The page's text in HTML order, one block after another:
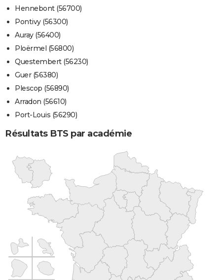
Hennebont (56700)
Pontivy (56300)
Auray (56400)
Ploërmel (56800)
Questembert (56230)
Guer (56380)
Plescop (56890)
Arradon (56610)
Port-Louis (56290)
Résultats BTS par académie